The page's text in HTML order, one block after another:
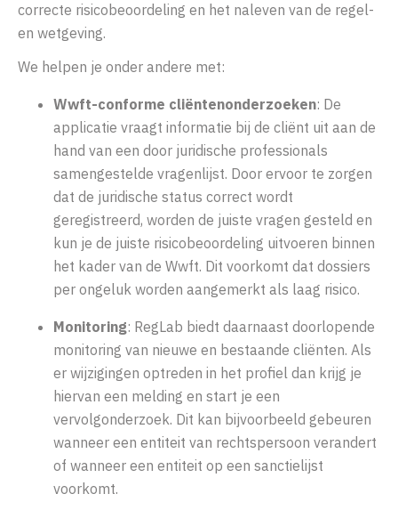
correcte risicobeoordeling en het naleven van de regel-
en wetgeving.
We helpen je onder andere met:
Wwft-conforme cliëntenonderzoeken: De
applicatie vraagt informatie bij de cliënt uit aan de
hand van een door juridische professionals
samengestelde vragenlijst. Door ervoor te zorgen
dat de juridische status correct wordt
geregistreerd, worden de juiste vragen gesteld en
kun je de juiste risicobeoordeling uitvoeren binnen
het kader van de Wwft. Dit voorkomt dat dossiers
per ongeluk worden aangemerkt als laag risico.
Monitoring: RegLab biedt daarnaast doorlopende
monitoring van nieuwe en bestaande cliënten. Als
er wijzigingen optreden in het profiel dan krijg je
hiervan een melding en start je een
vervolgonderzoek. Dit kan bijvoorbeeld gebeuren
wanneer een entiteit van rechtspersoon verandert
of wanneer een entiteit op een sanctielijst
voorkomt.